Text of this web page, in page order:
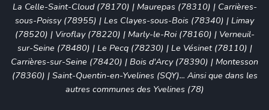
La Celle-Saint-Cloud (78170) | Maurepas (78310) | Carrières-
sous-Poissy (78955) | Les Clayes-sous-Bois (78340) | Limay
(78520) | Viroflay (78220) | Marly-le-Roi (78160) | Verneuil-
sur-Seine (78480) | Le Pecq (78230) | Le Vésinet (78110) |
Carrières-sur-Seine (78420) | Bois d'Arcy (78390) | Montesson
(78360) | Saint-Quentin-en-Yvelines (SQY)... Ainsi que dans les
autres communes des Yvelines (78)